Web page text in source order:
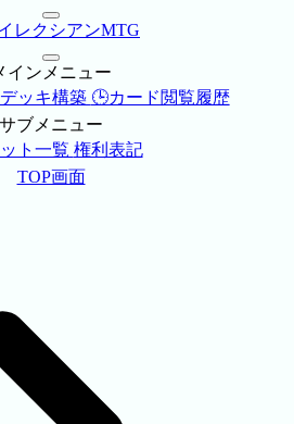
レクシアンMTG
インメニュー
ッキ構築 🕒カード閲覧履歴
サブメニュー
ト一覧 権利表記
TOP画面